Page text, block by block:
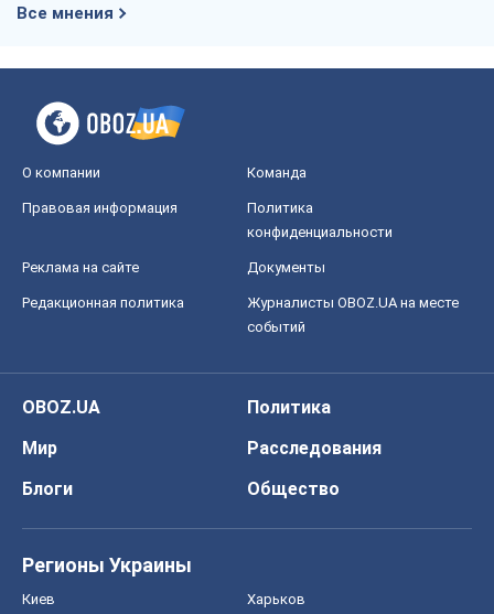
Все мнения
О компании Команда
Правовая информация
Политика
конфиденциальности
Реклама на сайте Документы
Редакционная политика
Журналисты OBOZ.UA на месте
событий
OBOZ.UA
Политика
Мир
Расследования
Блоги
Общество
Регионы Украины
Киев Харьков